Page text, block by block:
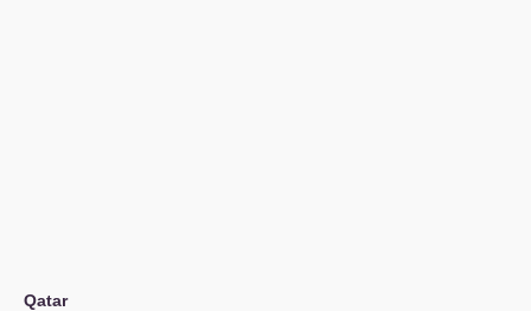
Qatar